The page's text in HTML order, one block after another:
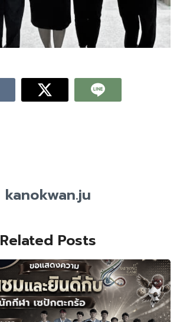
kanokwan.ju
Related Posts